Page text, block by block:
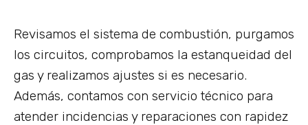
Revisamos el sistema de combustión, purgamos
los circuitos, comprobamos la estanqueidad del
gas y realizamos ajustes si es necesario.
Además, contamos con servicio técnico para
atender incidencias y reparaciones con rapidez